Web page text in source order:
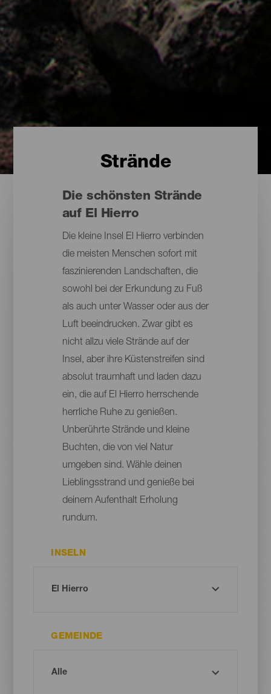
Strände
Die schönsten Strände
auf El Hierro
Die kleine Insel El Hierro verbinden
die meisten Menschen sofort mit
faszinierenden Landschaften, die
sowohl bei der Erkundung zu Fuß
als auch unter Wasser oder aus der
Luft beeindrucken. Zwar gibt es
nicht allzu viele Strände auf der
Insel, aber ihre Küstenstreifen sind
absolut traumhaft und laden dazu
ein, die auf El Hierro herrschende
herrliche Ruhe zu genießen.
Unberührte Strände und kleine
Buchten, die von viel Natur
umgeben sind. Wähle deinen
Lieblingsstrand und genieße bei
deinem Aufenthalt Erholung
rundum.
INSELN
GEMEINDE